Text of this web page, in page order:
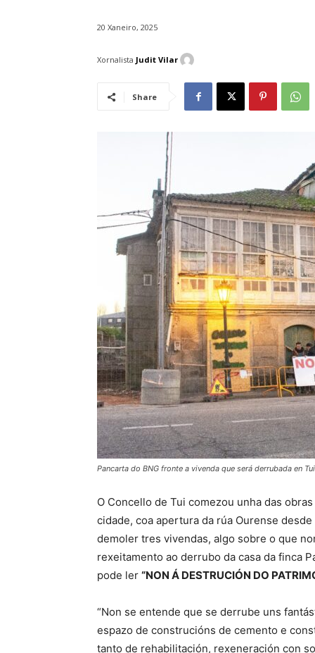
20 Xaneiro, 2025
Xornalista Judit Vilar
Share
Pancarta do BNG fronte a vivenda que será derrubada en
O Concello de Tui comezou unha das
cidade, coa apertura da rúa Ourense
demoler tres vivendas, algo sobre o que
rexeitamento ao derrubo da casa da finca
pode ler “NON Á DESTRUCIÓN DO
“Non se entende que se derrube uns
espazo de construcións de cemento e
tanto de rehabilitación, rexeneración con